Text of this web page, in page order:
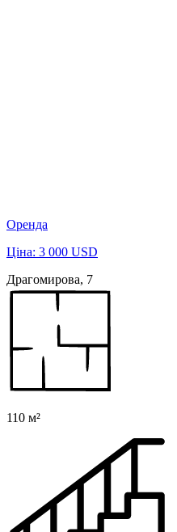
Оренда
Ціна: 3 000 USD
Драгомирова, 7
110 м²